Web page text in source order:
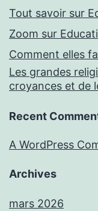
Tout savoir sur
Zoom sur
Comment elles
Les grandes
croyances et de
Recent
A WordPress
Archives
mars 2026